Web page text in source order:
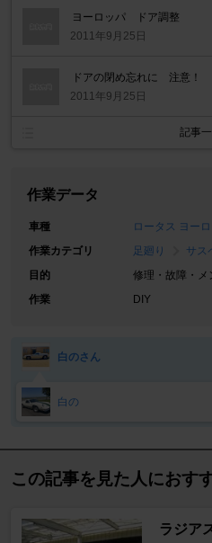
ヨーロッパ ドア調整
2011年9月25日
ドアの閉め忘れに 注意！
2011年9月25日
記事
作業データ
車種
ロータス ヨー
作業カテゴリ
足廻り サス
目的
修理・故障・メ
作業
DIY
白のさん
白の
この記事を見た人におす
ラジア